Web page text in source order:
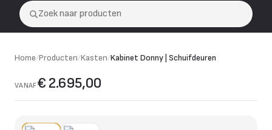
Zoek naar producten
Home/Producten/Kasten/Kabinet Donny | Schuifdeuren
VANAF€ 2.695,00